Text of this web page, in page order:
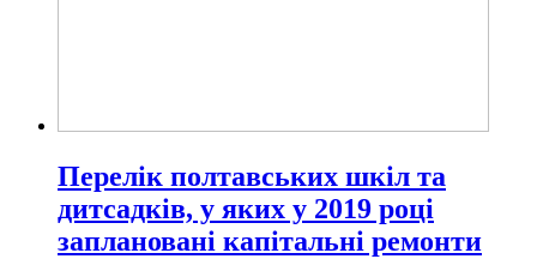
Перелік полтавських шкіл та
дитсадків, у яких у 2019 році
заплановані капітальні ремонти